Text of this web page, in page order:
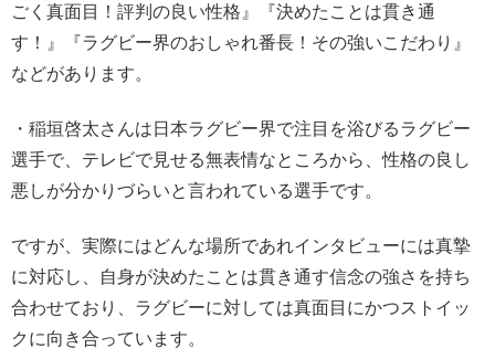
ごく真面目！評判の良い性格』『決めたことは貫き通
す！』『ラグビー界のおしゃれ番長！その強いこだわり』
などがあります。
・稲垣啓太さんは日本ラグビー界で注目を浴びるラグビー
選手で、テレビで見せる無表情なところから、性格の良し
悪しが分かりづらいと言われている選手です。
ですが、実際にはどんな場所であれインタビューには真摯
に対応し、自身が決めたことは貫き通す信念の強さを持ち
合わせており、ラグビーに対しては真面目にかつストイッ
クに向き合っています。